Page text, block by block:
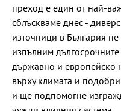
преход е един от най-
сблъскваме днес -
източници в България
изпълним
държавно и европейско
върху климата и
и ще подпомогне